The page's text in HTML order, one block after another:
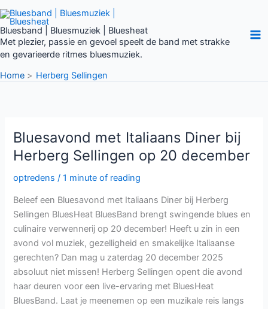
Ga
naar
de
inhoud
Bluesband | Bluesmuziek | Bluesheat
Met plezier, passie en gevoel speelt de band met strakke
en gevarieerde ritmes bluesmuziek.
Home
Herberg Sellingen
Bluesavond met Italiaans Diner bij
Herberg Sellingen op 20 december
optredens /1 minute of reading
Beleef een Bluesavond met Italiaans Diner bij Herberg
Sellingen BluesHeat BluesBand brengt swingende blues en
culinaire verwennerij op 20 december! Heeft u zin in een
avond vol muziek, gezelligheid en smakelijke Italiaanse
gerechten? Dan mag u zaterdag 20 december 2025
absoluut niet missen! Herberg Sellingen opent die avond
haar deuren voor een live-ervaring met BluesHeat
BluesBand. Laat je meenemen op een muzikale reis langs
Bluesavond
met
Italiaans
Diner
Herberg
Sellingen
20